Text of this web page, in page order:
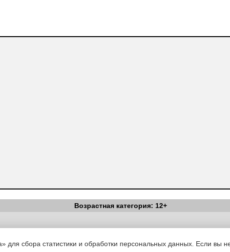
Возрастная категория: 12+
|Вестник Педагога|Об издании|Условия|Политика
для сбора статистики и обработки персональных данных. Если вы